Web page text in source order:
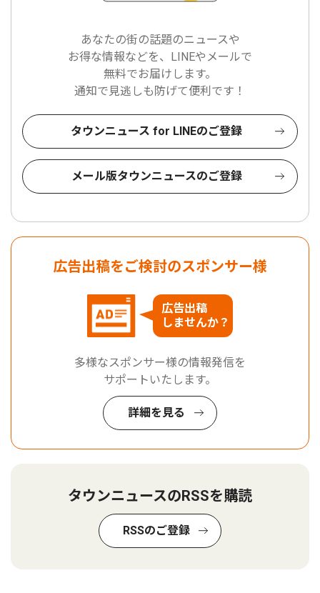
あなたの街の話題のニュースや
お得な情報などを、LINEやメールで
無料でお届けします。
通知で見逃しも防げて便利です！
タウンニュース for LINEのご登録
メール版タウンニュースのご登録
広告出稿をご検討のスポンサー様
広告出稿
しませんか？
多様なスポンサー様の情報発信を
サポートいたします。
詳細を見る
タウンニュースのRSSを購読
RSSのご登録